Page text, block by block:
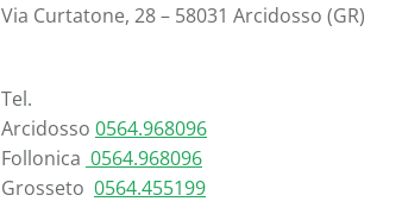
Via Curtatone, 28 – 58031 Arcidosso (GR)
Tel.
Arcidosso 0564.968096
Follonica 0564.968096
Grosseto 0564.455199